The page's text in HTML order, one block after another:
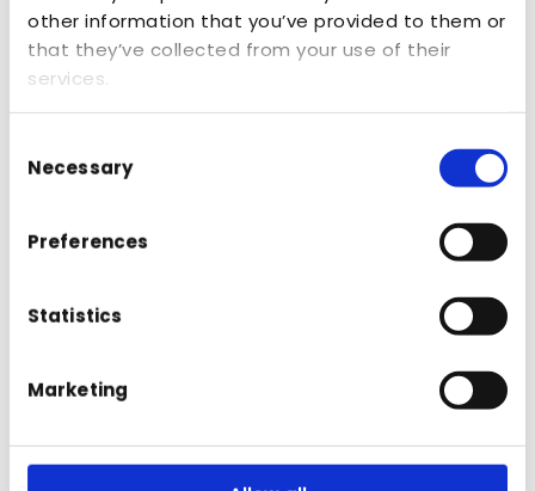
other information that you’ve provided to them or
that they’ve collected from your use of their
services.
Selection
Necessary
Preferences
Statistics
Marketing
Brands
A&P Nature Brands importeert diverse
merken, waaronder Éminence Organics,